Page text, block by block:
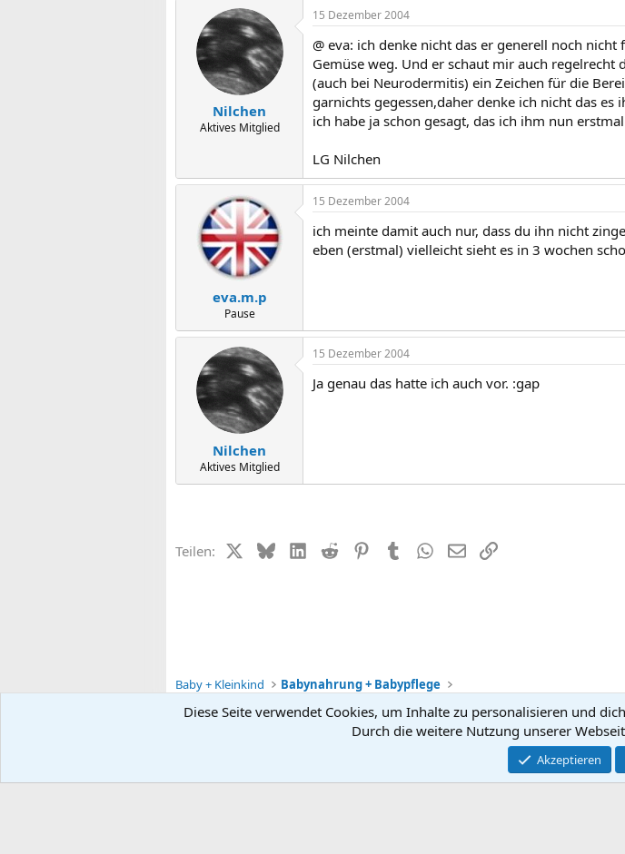
Nilchen
Aktives Mitglied
15 Dezember 2004
@ eva: ich denke nicht das er generell noch
Gemüse weg. Und er schaut mir auch regelrecht
(auch bei Neurodermitis) ein Zeichen für die
garnichts gegessen,daher denke ich nicht das
ich habe ja schon gesagt, das ich ihm nun
LG Nilchen
eva.m.p
Pause
15 Dezember 2004
ich meinte damit auch nur, dass du ihn nicht
eben (erstmal) vielleicht sieht es in 3 wochen
Nilchen
Aktives Mitglied
15 Dezember 2004
Ja genau das hatte ich auch vor. :gap
Teilen: X (Twitter)
BlueskyLinkedIn
Reddit PinterestTumblrWhatsApp
E-MailLink
Baby + Kleinkind Babynahrung + Babypflege
Community platform by XenForo
Diese Seite verwendet Cookies, um Inhalte zu personalisieren und
Durch die weitere Nutzung unserer
Akzeptieren